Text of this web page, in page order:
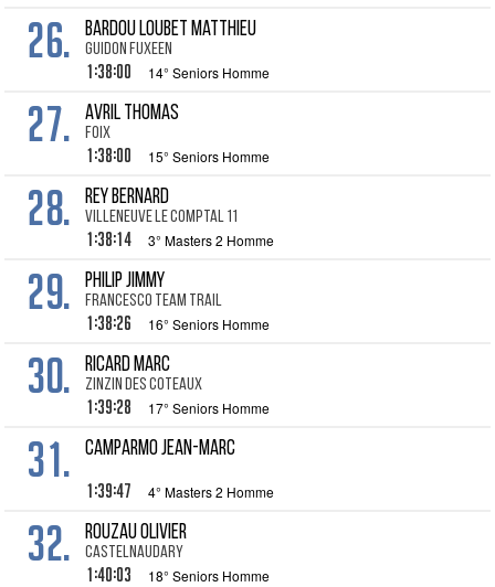
26. BARDOU LOUBET Matthieu
Guidon Fuxeen
1:38:00 14° Seniors Homme
27. AVRIL Thomas
Foix
1:38:00 15° Seniors Homme
28. REY Bernard
Villeneuve le Comptal 11
1:38:14 3° Masters 2 Homme
29. PHILIP Jimmy
Francesco Team Trail
1:38:26 16° Seniors Homme
30. RICARD Marc
zinzin des coteaux
1:39:28 17° Seniors Homme
31. CAMPARMO Jean-Marc
1:39:47 4° Masters 2 Homme
32. ROUZAU Olivier
Castelnaudary
1:40:03 18° Seniors Homme